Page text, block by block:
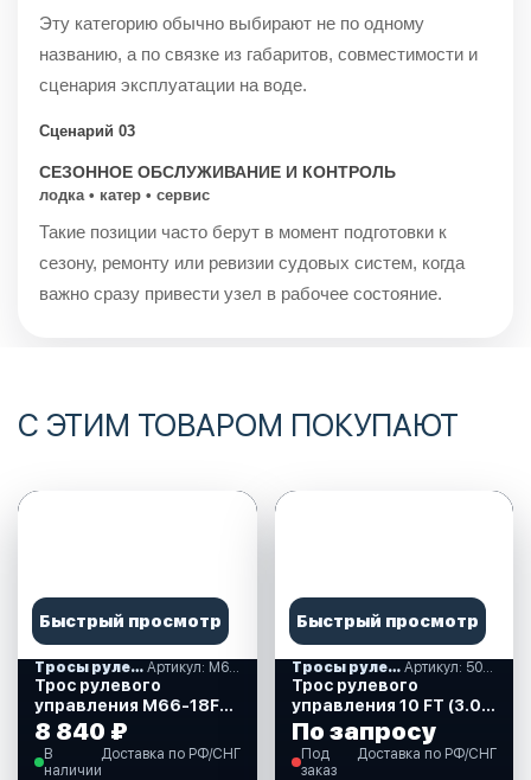
Эту категорию обычно выбирают не по одному
названию, а по связке из габаритов, совместимости и
сценария эксплуатации на воде.
Сценарий 03
СЕЗОННОЕ ОБСЛУЖИВАНИЕ И КОНТРОЛЬ
лодка • катер • сервис
Такие позиции часто берут в момент подготовки к
сезону, ремонту или ревизии судовых систем, когда
важно сразу привести узел в рабочее состояние.
С ЭТИМ ТОВАРОМ ПОКУПАЮТ
Быстрый просмотр
Тросы рулевые
Трос рулевого
управления M66-18FT,
Marine Rocket (M66-
18FT-MR)
8 840 ₽
В
наличии
Доставка по РФ/СНГ
Быстрый просмотр
Тросы рулевые Артикул: 502010
Трос рулевого
управления 10 FT (3.05
м.), нержавеющий,
аналог М66 (502010)
По запросу
Под
заказ
Доставка по РФ/СНГ